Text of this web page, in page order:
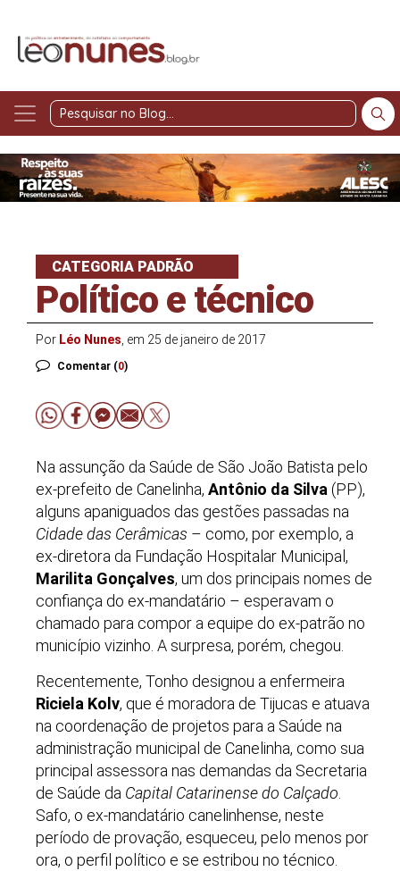
Pesquisar
Blog
CATEGORIA PADRÃO
Político e técnico
Por Léo Nunes , em 25 de janeiro de 2017
Comentar (0)
Na assunção da Saúde de São João Batista pelo
ex-prefeito de Canelinha, Antônio da Silva (PP),
alguns apaniguados das gestões passadas na
Cidade das Cerâmicas – como, por exemplo, a
ex-diretora da Fundação Hospitalar Municipal,
Marilita Gonçalves, um dos principais nomes de
confiança do ex-mandatário – esperavam o
chamado para compor a equipe do ex-patrão no
município vizinho. A surpresa, porém, chegou.
Recentemente, Tonho designou a enfermeira
Riciela Kolv, que é moradora de Tijucas e atuava
na coordenação de projetos para a Saúde na
administração municipal de Canelinha, como sua
principal assessora nas demandas da Secretaria
de Saúde da Capital Catarinense do Calçado
Safo, o ex-mandatário canelinhense, neste
período de provação, esqueceu, pelo menos por
ora, o perfil político e se estribou no técnico.